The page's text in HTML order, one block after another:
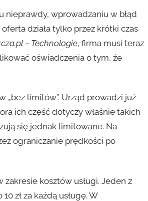
nieprawdy, wprowadzaniu w błąd
działa tylko przez krótki czas
– Technologie, firma musi teraz
oświadczenia o tym, że
„bez limitów”. Urząd prowadzi już
ich część dotyczy właśnie takich
się jednak limitowane. Na
ograniczanie prędkości po
kosztów usługi. Jeden z
zł za każdą usługę. W